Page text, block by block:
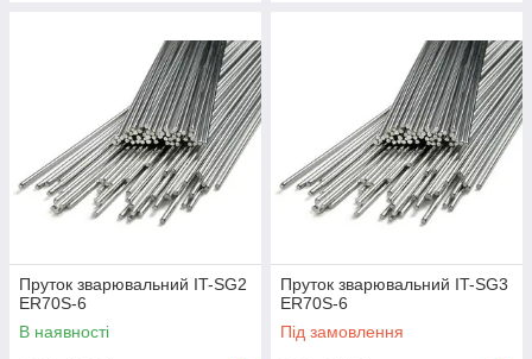
Пруток зварювальний IT-SG2
ER70S-6
В наявності
Пруток зварювальний IT-SG3
ER70S-6
Під замовлення